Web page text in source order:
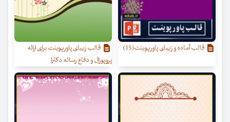
قالب آماده و زیبای پاورپوینت(15)
قالب زیبای پاورپوینت برای ارائه
پروپوزال و دفاع رساله دکترا